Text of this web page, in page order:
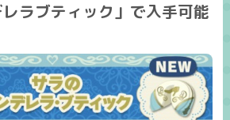
レラブティック」で入手可能